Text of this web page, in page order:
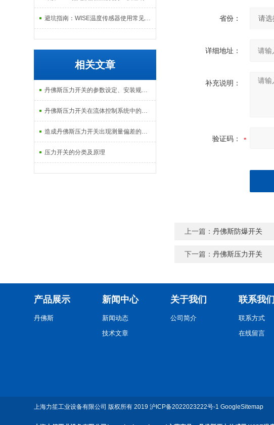
避坑指南：WISE温度传感器使用常见误区及纠正方法
相关文章
丹佛斯压力开关的参数设定、安装规范与故障排查
丹佛斯压力开关在流体控制系统中的关键作用
造成丹佛斯压力开关出现测量偏差的原因有4种
压力开关的分类及原理
省份：
详细地址：
补充说明：
验证码：
上一篇：丹佛斯防爆开关
下一篇：丹佛斯压力开关
产品展示
丹佛斯
新闻中心
新闻动态
技术文章
关于我们
公司简介
联系我们
联系方式
在线留言
上海力笙工业设备有限公司 版权所有 2019沪ICP备2022023222号-1 GoogleSitemap